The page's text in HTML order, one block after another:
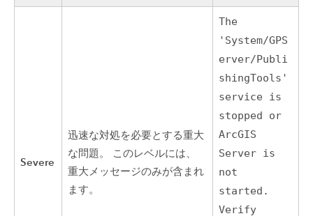
Severe
迅速な対処を必要とする重大
な問題。 このレベルには、
重大メッセージのみが含まれ
ます。
The
'System/GPS
erver/Publi
shingTools'
service is
stopped or
ArcGIS
Server is
not
started.
Verify